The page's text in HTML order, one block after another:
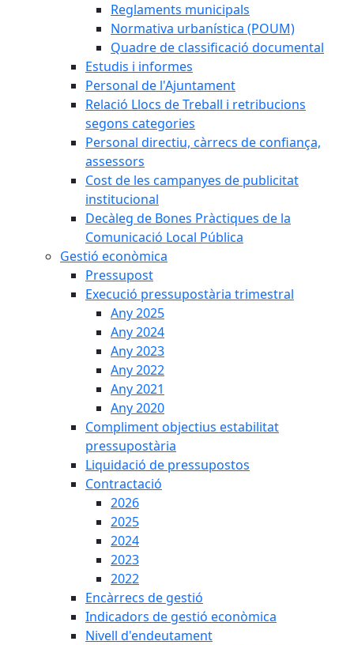
Reglaments municipals
Normativa urbanística (POUM)
Quadre de classificació documental
Estudis i informes
Personal de l'Ajuntament
Relació Llocs de Treball i retribucions
segons categories
Personal directiu, càrrecs de confiança,
assessors
Cost de les campanyes de publicitat
institucional
Decàleg de Bones Pràctiques de la
Comunicació Local Pública
Gestió econòmica
Pressupost
Execució pressupostària trimestral
Any 2025
Any 2024
Any 2023
Any 2022
Any 2021
Any 2020
Compliment objectius estabilitat
pressupostària
Liquidació de pressupostos
Contractació
2026
2025
2024
2023
2022
Encàrrecs de gestió
Indicadors de gestió econòmica
Nivell d'endeutament